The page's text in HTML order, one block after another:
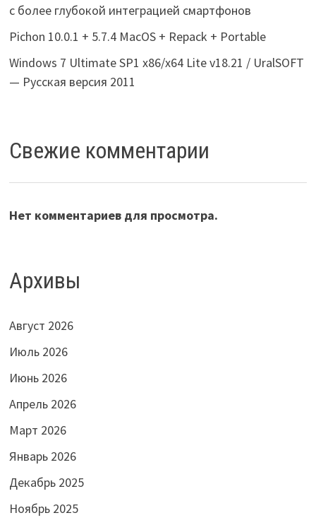
с более глубокой интеграцией смартфонов
Pichon 10.0.1 + 5.7.4 MacOS + Repack + Portable
Windows 7 Ultimate SP1 x86/x64 Lite v18.21 / UralSOFT
— Русская версия 2011
Свежие комментарии
Нет комментариев для просмотра.
Архивы
Август 2026
Июль 2026
Июнь 2026
Апрель 2026
Март 2026
Январь 2026
Декабрь 2025
Ноябрь 2025